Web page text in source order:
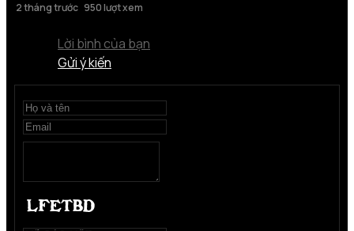
2 tháng trước 950 lượt xem
Lời bình của bạn
Gửi ý kiến